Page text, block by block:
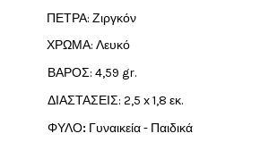
ΠΕΤΡΑ: Ζιργκόν
ΧΡΩΜΑ: Λευκό
ΒΑΡΟΣ: 4,59 gr.
ΔΙΑΣΤΑΣΕΙΣ: 2,5 x 1,8 εκ.
ΦΥΛΟ: Γυναικεία - Παιδικά